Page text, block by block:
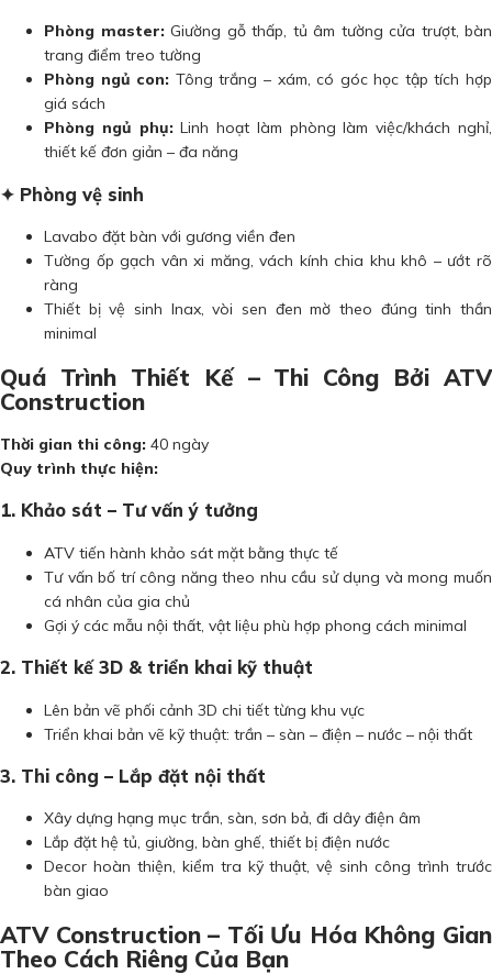
Phòng master:Giường gỗ thấp, tủ âm tường cửa trượt, bàn
trang điểm treo tường
Phòng ngủ con: Tông trắng – xám, có góc học tập tích hợp
giá sách
Phòng ngủ phụ:Linh hoạt làm phòng làm việc/khách nghỉ,
thiết kế đơn giản – đa năng
✦ Phòng vệ sinh
Lavabo đặt bàn với gương viền đen
Tường ốp gạch vân xi măng, vách kính chia khu khô – ướt rõ
ràng
Thiết bị vệ sinh Inax, vòi sen đen mờ theo đúng tinh thần
minimal
Quá Trình Thiết Kế – Thi Công Bởi ATV
Construction
Thời gian thi công: 40 ngày
Quy trình thực hiện:
1. Khảo sát – Tư vấn ý tưởng
ATV tiến hành khảo sát mặt bằng thực tế
Tư vấn bố trí công năng theo nhu cầu sử dụng và mong muốn
cá nhân của gia chủ
Gợi ý các mẫu nội thất, vật liệu phù hợp phong cách minimal
2. Thiết kế 3D & triển khai kỹ thuật
Lên bản vẽ phối cảnh 3D chi tiết từng khu vực
Triển khai bản vẽ kỹ thuật: trần – sàn – điện – nước – nội thất
3. Thi công – Lắp đặt nội thất
Xây dựng hạng mục trần, sàn, sơn bả, đi dây điện âm
Lắp đặt hệ tủ, giường, bàn ghế, thiết bị điện nước
Decor hoàn thiện, kiểm tra kỹ thuật, vệ sinh công trình trước
bàn giao
ATV Construction – Tối Ưu Hóa Không Gian
Theo Cách Riêng Của Bạn